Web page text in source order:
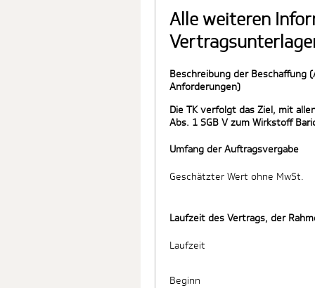
Alle weiteren
Beschreibung der Beschaffung
Anforderungen)
Die TK verfolgt das Ziel, mit
Abs. 1 SGB V zum Wirkstoff
Umfang der Auftragsvergabe
Geschätzter Wert ohne MwSt.
Laufzeit des Vertrags, der
Laufzeit
Beginn